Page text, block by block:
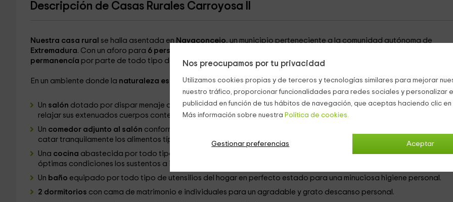
Nos preocupamos por tu privacidad
Utilizamos cookies propias y de terceros y tecnologías similares para mejorar
nuestro tráfico, proporcionar funcionalidades para redes sociales y personalizar
publicidad en función de tus hábitos de navegación, que aceptas haciendo clic
Más información sobre nuestra Política de cookies.
Aceptar
Gestionar preferencias
Descripción de Casas Rurales Carroyosa II
Nuestra casa rural se halla asentada en Navaconcejo, un municipio perteneciente a la comunidad autónoma de
Extremadura. Con un aforo para 6 personas
permanencía por parte de todo tipo de residentes.
En un ambiente donde la naturaleza es una figura principal, este domicilio se puede precisar de la siguiente manera:
Un salón dotado por dispar menaje del hogar donde sobresalen unos cómodos sofás donde los huéspedes podrán
relajar sus extenuados cuerpos contemplando la televisión plana de la vivienda.
Un comedor adjunto al salón conformado por una mesa para que todos los inquilinos presentes en el hogar puedan
catar tranquilamente los alimentos típicos de la localidad.
Una cocina abastecida por todo tipo de electrodomésticos de última generación como un frigorífico para
óptimas condiciones los sustentos a ingerir o una batidora para elaborar ricos batidos.
Un baño equipado por todo tipo de utensilios del hogar en perfecto estado para una minuciosa higiene personal.
2 dormitorios con cama de matrimonio e individuales para un agradable y grato descanso personal.